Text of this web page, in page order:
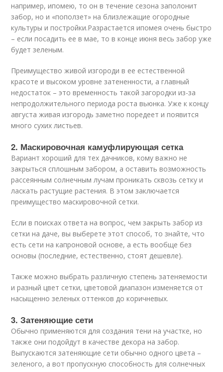
например, ипомею, то он в течение сезона заполонит
забор, но и «поползет» на близлежащие огородные
культуры и постройки.Разрастается ипомея очень быстро
– если посадить ее в мае, то в конце июня весь забор уже
будет зеленым.
Преимущество живой изгороди в ее естественной
красоте и высоком уровне затененности, а главный
недостаток – это временность такой загородки из-за
непродолжительного периода роста вьюнка. Уже к концу
августа живая изгородь заметно поредеет и появится
много сухих листьев.
2. Маскировочная камуфлирующая сетка
Вариант хороший для тех дачников, кому важно не
закрыться сплошным забором, а оставить возможность
рассеянным солнечным лучам проникать сквозь сетку и
ласкать растущие растения. В этом заключается
преимущество маскировочной сетки.
Если в поисках ответа на вопрос, чем закрыть забор из
сетки на даче, вы выберете этот способ, то знайте, что
есть сети на капроновой основе, а есть вообще без
основы (последние, естественно, стоят дешевле).
Также можно выбрать различную степень затеняемости
и разный цвет сетки, цветовой диапазон изменяется от
насыщенно зеленых оттенков до коричневых.
3. Затеняющие сети
Обычно применяются для создания тени на участке, но
также они подойдут в качестве декора на забор.
Выпускаются затеняющие сети обычно одного цвета –
зеленого, а вот пропускную способность для солнечных